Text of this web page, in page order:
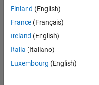
Dashboard
Statistik
Finland (English)
France (Français)
Ireland (English)
Italia (Italiano)
Luxembourg (English)